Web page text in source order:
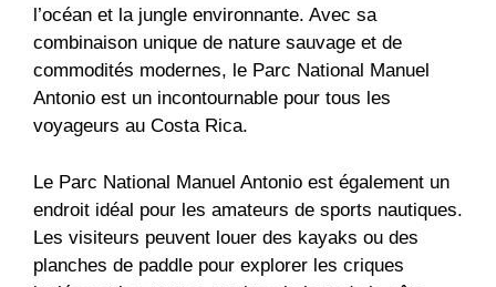
l’océan et la jungle environnante. Avec sa
combinaison unique de nature sauvage et de
commodités modernes, le Parc National Manuel
Antonio est un incontournable pour tous les
voyageurs au Costa Rica.
Le Parc National Manuel Antonio est également un
endroit idéal pour les amateurs de sports nautiques.
Les visiteurs peuvent louer des kayaks ou des
planches de paddle pour explorer les criques